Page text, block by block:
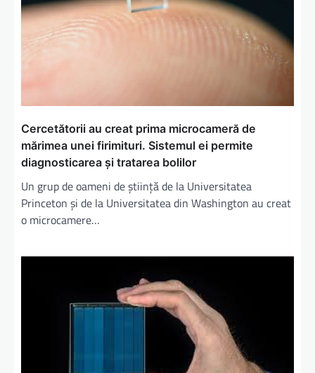
Cercetătorii au creat prima microcameră de
mărimea unei firimituri. Sistemul ei permite
diagnosticarea și tratarea bolilor
Un grup de oameni de știință de la Universitatea
Princeton și de la Universitatea din Washington au creat
o microcamere…